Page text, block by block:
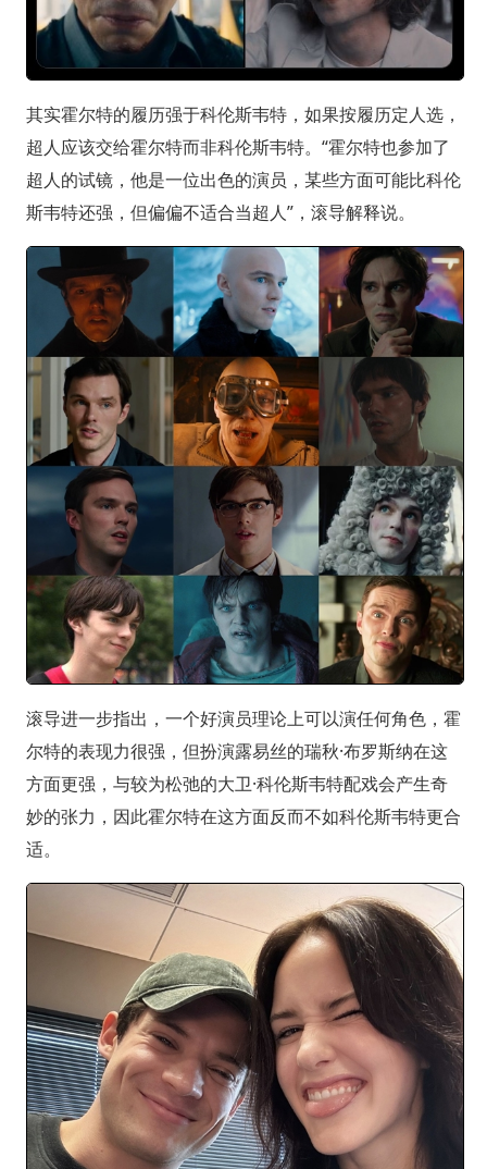
其实霍尔特的履历强于科伦斯韦特，如果按履历定人选，
超人应该交给霍尔特而非科伦斯韦特。“霍尔特也参加了
超人的试镜，他是一位出色的演员，某些方面可能比科伦
斯韦特还强，但偏偏不适合当超人”，滚导解释说。
滚导进一步指出，一个好演员理论上可以演任何角色，霍
尔特的表现力很强，但扮演露易丝的瑞秋·布罗斯纳在这
方面更强，与较为松弛的大卫·科伦斯韦特配戏会产生奇
妙的张力，因此霍尔特在这方面反而不如科伦斯韦特更合
适。